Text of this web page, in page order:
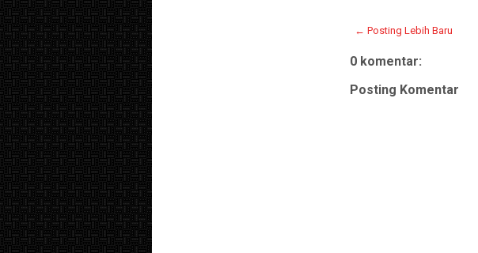
← Posting Lebih Baru
0 komentar:
Posting Komentar